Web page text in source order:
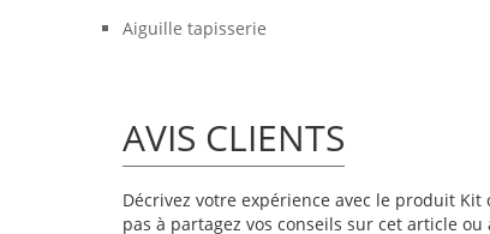
Aiguille tapisserie
AVIS CLIENTS
Décrivez votre expérience avec le produit
pas à partagez vos conseils sur cet article